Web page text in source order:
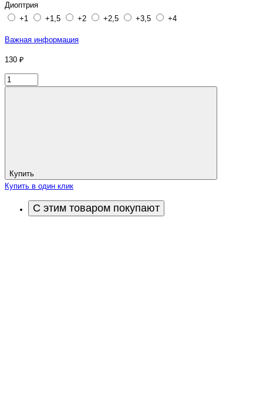
Диоптрия
+1
+1,5 +2 +2,5 +3,5 +4
Важная информация
130 ₽
Купить
Купить в один клик
С этим товаром покупают